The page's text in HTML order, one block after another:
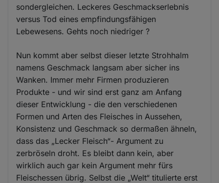
sondergleichen. Leckeres Geschmackserlebnis
versus Tod eines empfindungsfähigen
Lebewesens. Gehts noch niedriger ?
Nun kommt aber selbst dieser letzte Strohhalm
namens Geschmack langsam aber sicher ins
Wanken. Immer mehr Firmen produzieren
Produkte - und wir sind erst ganz am Anfang
dieser Entwicklung - die den verschiedenen
Formen und Arten des Fleisches in Aussehen,
Konsistenz und Geschmack so dermaßen ähneln,
dass das „Lecker Fleisch“- Argument zu
zerbröseln droht. Es bleibt dann kein, aber
wirklich auch gar kein Argument mehr fürs
Fleischessen übrig. Selbst die „Welt“ titulierte erst